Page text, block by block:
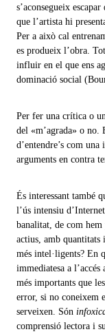
s’aconsegueix
que l’artista hi
Per a això cal
es produeix l’obra.
influir en el que ens
dominació social
Per fer una crítica o
del «m’agrada» o
d’entendre’s com
arguments en contra
És interessant també
l’ús intensiu
banalitat, de com hem
actius, amb
més intel·ligents? En
immediatesa a
més importants que
error, si no coneixem
serveixen. Són
comprensió lectora i